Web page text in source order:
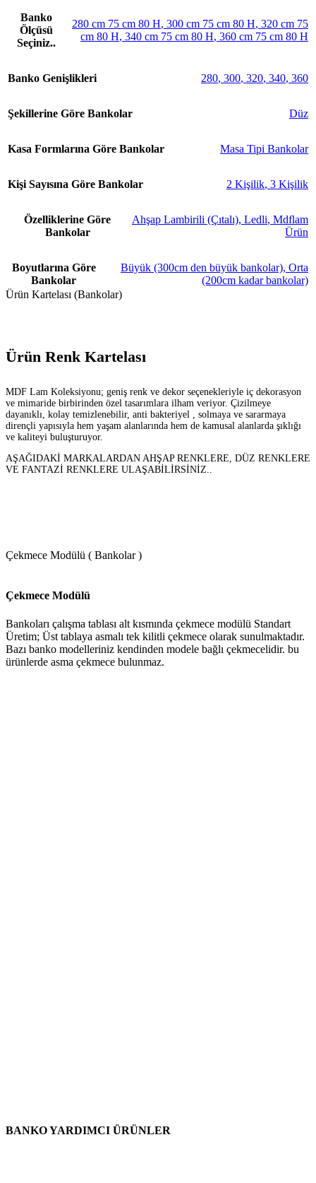
Banko
Ölçüsü
Seçiniz..
280 cm 75 cm 80 H, 300 cm 75 cm 80 H, 320 cm 75
cm 80 H, 340 cm 75 cm 80 H, 360 cm 75 cm 80 H
Banko Genişlikleri 280, 300, 320, 340, 360
Şekillerine Göre Bankolar Düz
Kasa Formlarına Göre Bankolar Masa Tipi Bankolar
Kişi Sayısına Göre Bankolar 2 Kişilik, 3 Kişilik
Özelliklerine Göre
Bankolar
Ahşap Lambirili (Çıtalı), Ledli, Mdflam
Ürün
Boyutlarına Göre
Bankolar
Büyük (300cm den büyük bankolar), Orta
(200cm kadar bankolar)
Ürün Kartelası (Bankolar)
Ürün Renk Kartelası
MDF Lam Koleksiyonu; geniş renk ve dekor seçenekleriyle iç dekorasyon
ve mimaride birbirinden özel tasarımlara ilham veriyor. Çizilmeye
dayanıklı, kolay temizlenebilir, anti bakteriyel , solmaya ve sararmaya
dirençli yapısıyla hem yaşam alanlarında hem de kamusal alanlarda şıklığı
ve kaliteyi buluşturuyor.
AŞAĞIDAKİ MARKALARDAN AHŞAP RENKLERE, DÜZ RENKLERE
VE FANTAZİ RENKLERE ULAŞABİLİRSİNİZ..
Çekmece Modülü ( Bankolar )
Çekmece Modülü
Bankoları çalışma tablası alt kısmında çekmece modülü Standart
Üretim; Üst tablaya asmalı tek kilitli çekmece olarak sunulmaktadır.
Bazı banko modelleriniz kendinden modele bağlı çekmecelidir. bu
ürünlerde asma çekmece bulunmaz.
BANKO YARDIMCI ÜRÜNLER